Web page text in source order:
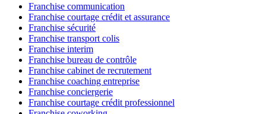
Franchise communication
Franchise courtage crédit et assurance
Franchise sécurité
Franchise transport colis
Franchise interim
Franchise bureau de contrôle
Franchise cabinet de recrutement
Franchise coaching entreprise
Franchise conciergerie
Franchise courtage crédit professionnel